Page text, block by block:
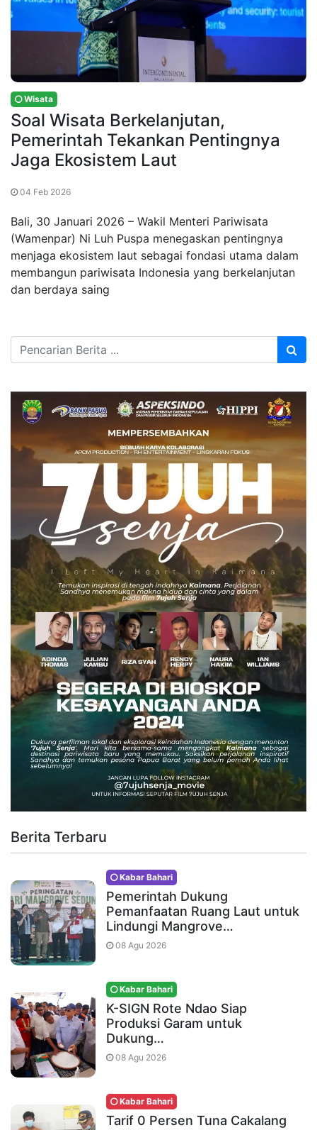
Wisata
Soal Wisata Berkelanjutan,
Pemerintah Tekankan Pentingnya
Jaga Ekosistem Laut
04 Feb 2026
Bali, 30 Januari 2026 – Wakil Menteri Pariwisata
(Wamenpar) Ni Luh Puspa menegaskan pentingnya
menjaga ekosistem laut sebagai fondasi utama dalam
membangun pariwisata Indonesia yang berkelanjutan
dan berdaya saing
Berita Terbaru
Kabar Bahari
Pemerintah Dukung
Pemanfaatan Ruang Laut untuk
Lindungi Mangrove…
08 Agu 2026
Kabar Bahari
K-SIGN Rote Ndao Siap
Produksi Garam untuk
Dukung…
08 Agu 2026
Kabar Bahari
Tarif 0 Persen Tuna Cakalang